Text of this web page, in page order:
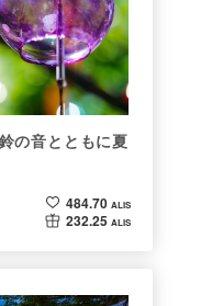
の音とともに夏
484.70 ALIS
232.25 ALIS